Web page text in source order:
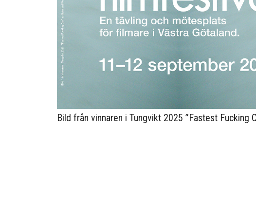
Bild från vinnaren i Tungvikt 2025 ”Fastest Fucking